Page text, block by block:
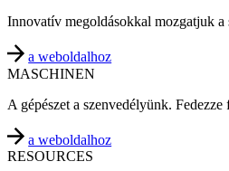
Innovatív megoldásokkal mozgatjuk a
a weboldalhoz
MASCHINEN
A gépészet a szenvedélyünk.
a weboldalhoz
RESOURCES